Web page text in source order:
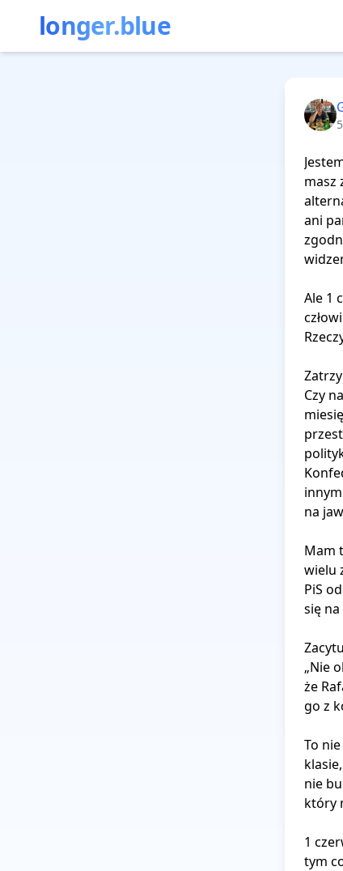
longer.blue
masz
ani
Ale 1
Czy
na
Mam
wielu
PiS
się
„Nie
że
go z
To
nie
który
1
tym